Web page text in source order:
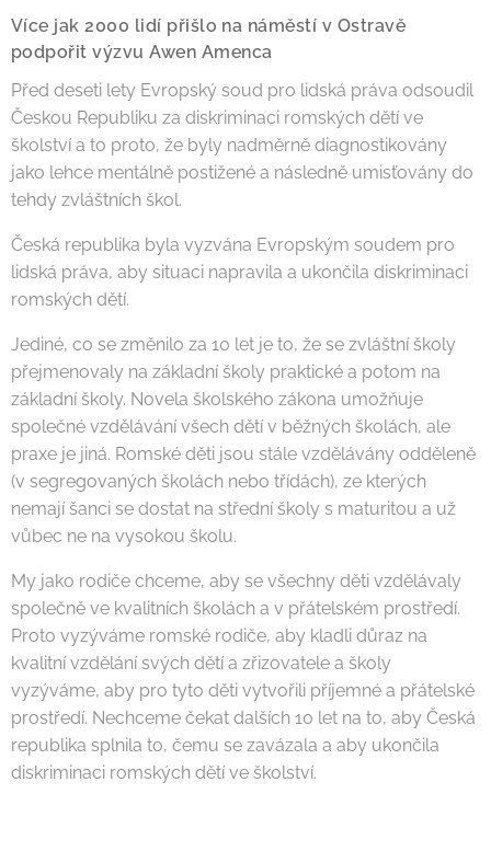
Více jak 2000 lidí přišlo na náměstí v Ostravě
podpořit výzvu Awen Amenca
Před deseti lety Evropský soud pro lidská práva odsoudil
Českou Republiku za diskriminaci romských dětí ve
školství a to proto, že byly nadměrně diagnostikovány
jako lehce mentálně postižené a následně umisťovány do
tehdy zvláštních škol.
Česká republika byla vyzvána Evropským soudem pro
lidská práva, aby situaci napravila a ukončila diskriminaci
romských dětí.
Jediné, co se změnilo za 10 let je to, že se zvláštní školy
přejmenovaly na základní školy praktické a potom na
základní školy. Novela školského zákona umožňuje
společné vzdělávání všech dětí v běžných školách, ale
praxe je jiná. Romské děti jsou stále vzdělávány odděleně
(v segregovaných školách nebo třídách), ze kterých
nemají šanci se dostat na střední školy s maturitou a už
vůbec ne na vysokou školu.
My jako rodiče chceme, aby se všechny děti vzdělávaly
společně ve kvalitních školách a v přátelském prostředí.
Proto vyzýváme romské rodiče, aby kladli důraz na
kvalitní vzdělání svých dětí a zřizovatele a školy
vyzýváme, aby pro tyto děti vytvořili příjemné a přátelské
prostředí. Nechceme čekat dalších 10 let na to, aby Česká
republika splnila to, čemu se zavázala a aby ukončila
diskriminaci romských dětí ve školství.